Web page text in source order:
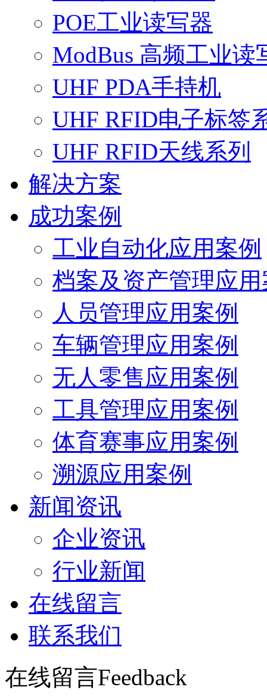
POE工业读写器
ModBus 高频工业读
UHF PDA手持机
UHF RFID电子标签
UHF RFID天线系列
解决方案
成功案例
工业自动化应用案例
档案及资产管理应
人员管理应用案例
车辆管理应用案例
无人零售应用案例
工具管理应用案例
体育赛事应用案例
溯源应用案例
新闻资讯
企业资讯
行业新闻
在线留言
联系我们
在线留言Feedback